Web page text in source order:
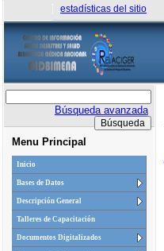
estadísticas del sitio
Búsqueda avanzada
Menu Principal
Inicio
Bases de Datos
Descripción General
Talleres de Capacitación
Documentos Digitalizados